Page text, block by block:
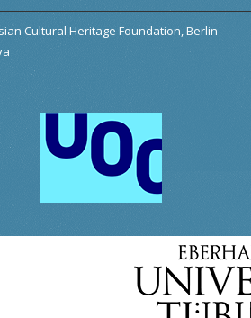
Cultural Heritage Foundation, Berlin